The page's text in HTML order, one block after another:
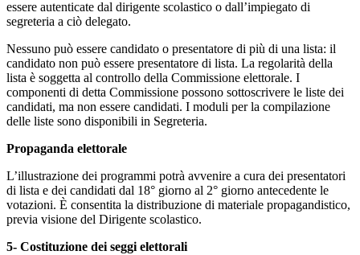
essere autenticate dal dirigente scolastico o dall’impiegato di
segreteria a ciò delegato.
Nessuno può essere candidato o presentatore di più di una lista: il
candidato non può essere presentatore di lista. La regolarità della
lista è soggetta al controllo della Commissione elettorale. I
componenti di detta Commissione possono sottoscrivere le liste dei
candidati, ma non essere candidati. I moduli per la compilazione
delle liste sono disponibili in Segreteria.
Propaganda elettorale
L’illustrazione dei programmi potrà avvenire a cura dei presentatori
di lista e dei candidati dal 18° giorno al 2° giorno antecedente le
votazioni. È consentita la distribuzione di materiale propagandistico,
previa visione del Dirigente scolastico.
5- Costituzione dei seggi elettorali